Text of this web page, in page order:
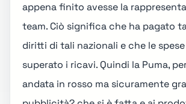
appena finito avesse la
team. Ciò significa che ha pagato
diritti di tali nazionali e che le
superato i ricavi. Quindi la Puma,
andata in rosso ma sicuramente